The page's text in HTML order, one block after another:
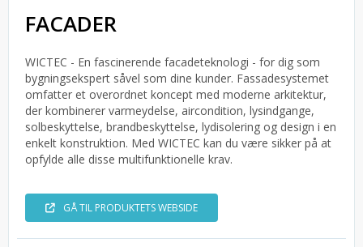
FACADER
WICTEC - En fascinerende facadeteknologi - for dig som
bygningsekspert såvel som dine kunder. Fassadesystemet
omfatter et overordnet koncept med moderne arkitektur,
der kombinerer varmeydelse, aircondition, lysindgange,
solbeskyttelse, brandbeskyttelse, lydisolering og design i en
enkelt konstruktion. Med WICTEC kan du være sikker på at
opfylde alle disse multifunktionelle krav.
GÅ TIL PRODUKTETS WEBSIDE